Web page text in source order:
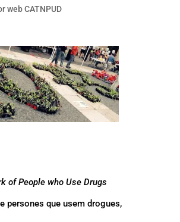
web CATNPUD
of People who Use Drugs
persones que usem drogues,